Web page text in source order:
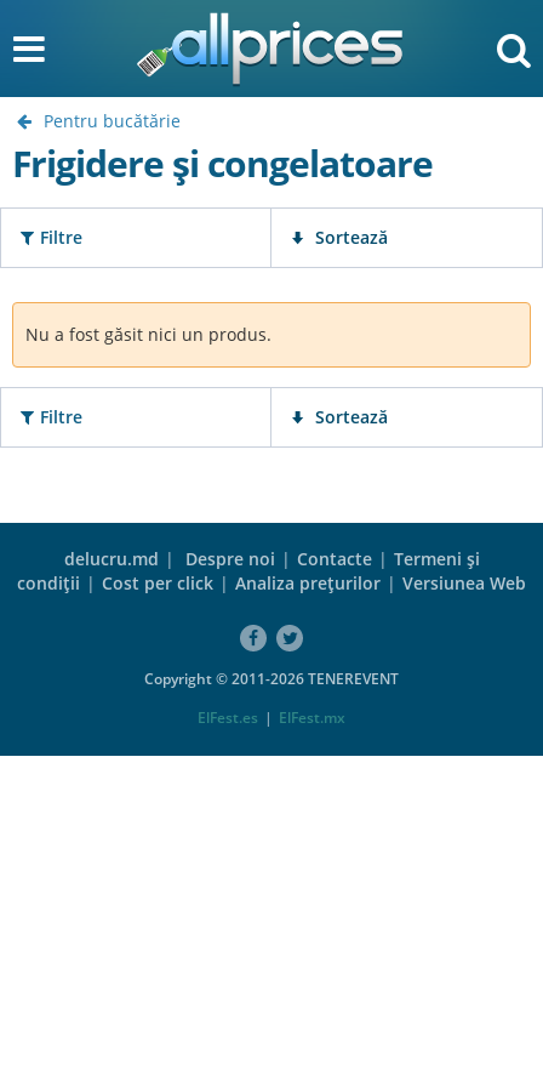
Pentru bucătărie
Frigidere şi congelatoare
Filtre Sortează
Nu a fost găsit nici un produs.
Filtre Sortează
delucru.md | Despre noi | Contacte | Termeni şi
condiţii | Cost per click | Analiza preţurilor | Versiunea Web
Copyright © 2011-2026 TENEREVENT
ElFest.es | ElFest.mx